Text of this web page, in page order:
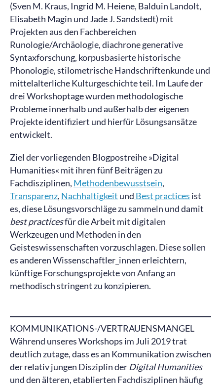
(Sven M. Kraus, Ingrid M. Heiene, Balduin Landolt,
Elisabeth Magin und Jade J. Sandstedt) mit
Projekten aus den Fachbereichen
Runologie/Archäologie, diachrone generative
Syntaxforschung, korpusbasierte historische
Phonologie, stilometrische Handschriftenkunde und
mittelalterliche Kulturgeschichte teil. Im Laufe der
drei Workshoptage wurden methodologische
Probleme innerhalb und außerhalb der eigenen
Projekte identifiziert und hierfür Lösungsansätze
entwickelt.
Ziel der vorliegenden Blogpostreihe »Digital
Humanities« mit ihren fünf Beiträgen zu
Fachdisziplinen, Methodenbewusstsein,
Transparenz, Nachhaltigkeit und Best practices ist
es, diese Lösungsvorschläge zu sammeln und damit
best practicesfür die Arbeit mit digitalen
Werkzeugen und Methoden in den
Geisteswissenschaften vorzuschlagen. Diese sollen
es anderen Wissenschaftler_innen erleichtern,
künftige Forschungsprojekte von Anfang an
methodisch stringent zu konzipieren.
KOMMUNIKATIONS-/VERTRAUENSMANGEL
Während unseres Workshops im Juli 2019 trat
deutlich zutage, dass es an Kommunikation zwischen
der relativ jungen Disziplin der Digital Humanities
und den älteren, etablierten Fachdisziplinen häufig